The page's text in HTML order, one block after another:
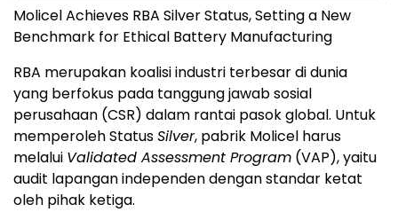
Molicel Achieves RBA Silver Status, Setting a New
Benchmark for Ethical Battery Manufacturing
RBA merupakan koalisi industri terbesar di dunia
yang berfokus pada tanggung jawab sosial
perusahaan (CSR) dalam rantai pasok global. Untuk
memperoleh StatusSilver, pabrik Molicel harus
melalui Validated Assessment Program (VAP), yaitu
audit lapangan independen dengan standar ketat
oleh pihak ketiga.